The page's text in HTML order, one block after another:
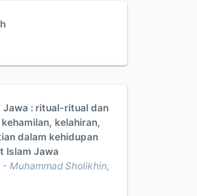
Jawa : ritual-ritual dan
kelahiran,
dalam kehidupan
Islam Jawa
Muhammad Sholikhin,